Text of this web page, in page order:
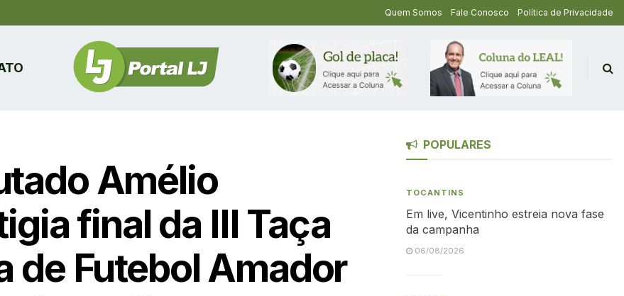
Quem Somos Fale Conosco Política de Privacidade
Amélio
final da III Taça
de Futebol Amador
POPULARES
TOCANTINS
Em live, Vicentinho estreia nova fase
da campanha
06/08/2026